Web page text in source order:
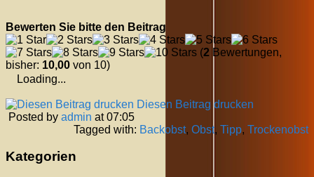
Bewerten Sie bitte den Beitrag
(2 Bewertungen,
bisher: 10,00 von 10)
Loading...
Diesen Beitrag drucken
Posted by admin at 07:05
Tagged with: Backobst, Obst, Tipp, Trockenobst
Kategorien